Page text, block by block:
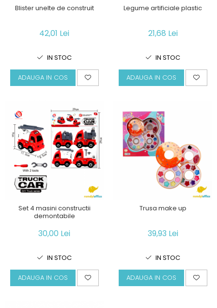
Blister unelte de construit
42,01 Lei
IN STOC
ADAUGA IN COS
Legume artificiale plastic
21,68 Lei
IN STOC
ADAUGA IN COS
Set 4 masini constructii
demontabile
30,00 Lei
IN STOC
ADAUGA IN COS
Trusa make up
39,93 Lei
IN STOC
ADAUGA IN COS